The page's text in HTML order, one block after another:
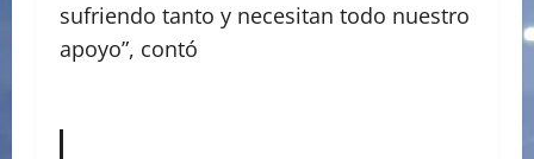
sufriendo tanto y necesitan todo nuestro
apoyo”, contó